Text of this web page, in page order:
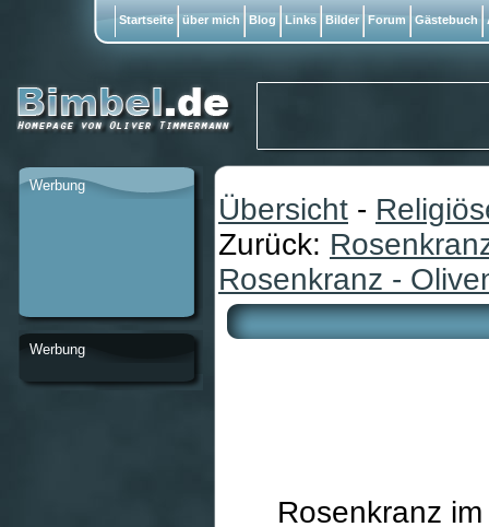
Übersicht -
Zurück:
Rosenkranz -
Rosenkranz
Werbung
Werbung
Startseite über mich Blog Links Bilder Forum Gästebuch